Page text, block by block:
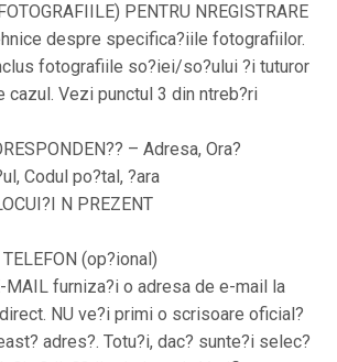
PENTRU NREGISTRARE
despre specifica?iile fotografiilor.
fotografiile so?iei/so?ului ?i tuturor
cazul. Vezi punctul 3 din ntreb?ri
– Adresa, Ora?
Codul po?tal, ?ara
N PREZENT
(op?ional)
MAIL furniza?i o adresa de e-mail la
NU ve?i primi o scrisoare oficial?
adres?. Totu?i, dac? sunte?i selec?